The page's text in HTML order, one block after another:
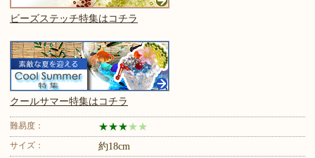
ビーズステッチ特集はコチラ
クールサマー特集はコチラ
難易度： ★★★ ★ ★
サイズ： 約18cm